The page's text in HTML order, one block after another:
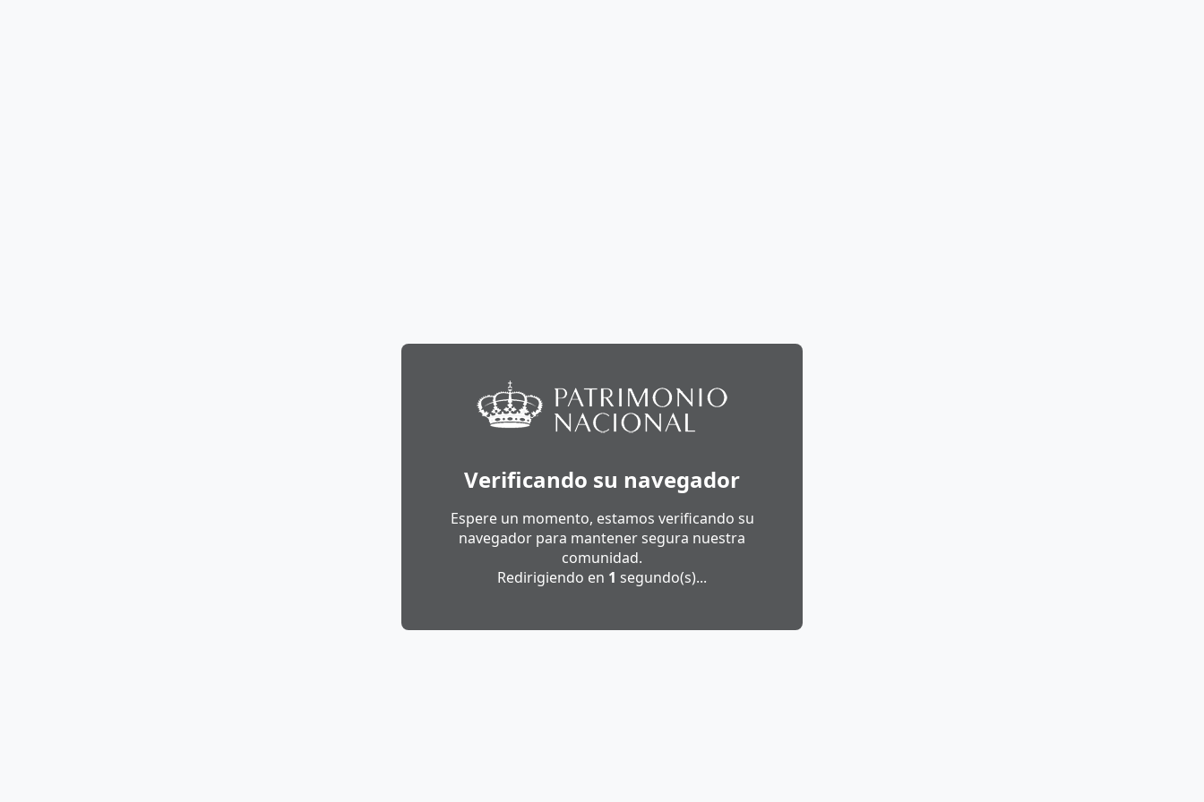
Verificando su navegador
Espere un momento, estamos verificando su
navegador para mantener segura nuestra
comunidad.
Redirigiendo en 1 segundo(s)...